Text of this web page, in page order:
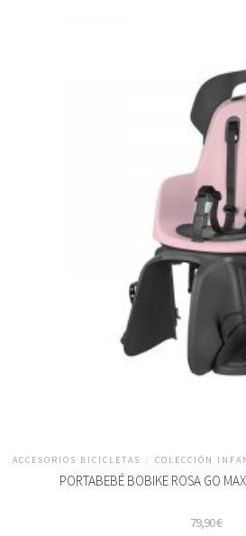
ACCESORIOS BICICLETAS / COLECCIÓN
PORTABEBÉ BOBIKE ROSA GO
79,90€